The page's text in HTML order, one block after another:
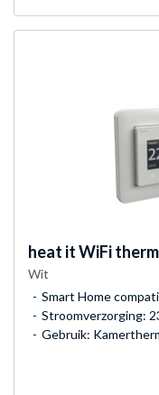
heat itWiFi
Wit
Smart Home
Stroomverzorging:
Gebruik: